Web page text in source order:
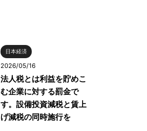
日本経済
2026/05/16
法人税とは利益を貯めこ
む企業に対する罰金で
す。設備投資減税と賃上
げ減税の同時施行を